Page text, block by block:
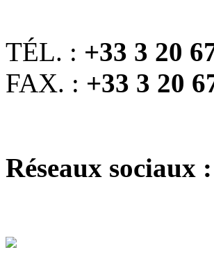
TÉL. : +33 3 20
FAX. : +33 3 20
Réseaux sociaux :